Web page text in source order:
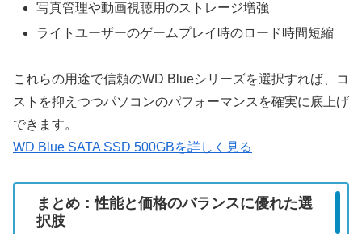
写真管理や動画視聴用のストレージ増強
ライトユーザーのゲームプレイ時のロード時間短縮
これらの用途で信頼のWD Blueシリーズを選択すれば、コ
ストを抑えつつパソコンのパフォーマンスを確実に底上げ
できます。
WD Blue SATA SSD 500GBを詳しく見る
まとめ：性能と価格のバランスに優れた選
択肢